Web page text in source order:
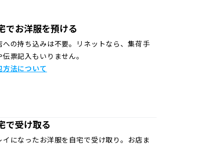
でお洋服を預ける
への持ち込みは不要。リネットなら、集荷手
伝票記入もいりません。
方法について
で受け取る
イになったお洋服を自宅で受け取り。お店ま